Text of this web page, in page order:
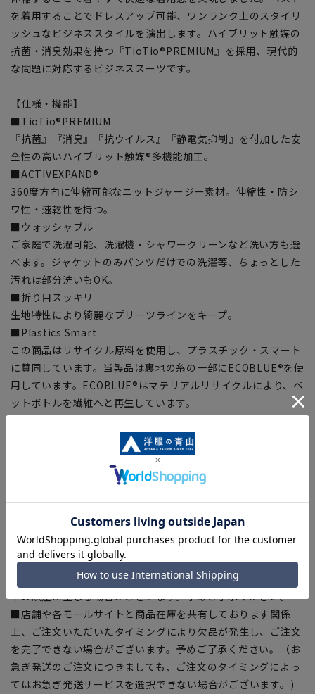
を着用することでドレスアップ可能、ワンランク上のスタイリ
ッシュなビジネススタイルを演出します。ハイブリット触媒の
抗菌・消臭効果を持つ『TioTio®PREMIUM』を採用、現代的
な問題に対応するビジネススーツです。
【仕様・機能】
■TioTio®PREMIUM
『抗菌』『消臭』『抗ウイルス』『静電気抑制』を付加した安
全性の高いハイブリット触媒®多機能加工。
■ACTIVEXPAND®
360度方向に伸縮可能なニットジャージー素材。伸縮性・防シ
ワ性・速乾性を持つ。
■ウォッシャブル
ご家庭で洗濯可能、洗濯機・シャワークリーンなど洗い方も選
べます。ジャケットのみパンツだけでの洗濯等、ちょっとした
汚れは部分洗いもOK。
■折り目スッキリ
生地特性により綺麗なプリーツラインをキープ。
■Plastics Smart
この商品はリサイクル原料を使用し、プラスチック・スマート
に賛同しています。当製品は裏地の糸の一部にECOBLUE®を使
用しています。ECOBLUE®はマテリアルリサイクルにより、ペ
ットボトルを繊維へと再生しています。
【シルエット】《細め(スリム)》 (当社比)
【商品に関するご注意】
■ブラウザやお使いのモニター環境、室内外等の撮影時の環境
下での光加減により、実際の商品と掲載画像の色味が異なる場
合がございます。
■生地や仕様・デザインにより、着用感や実際のサイズ表に若
干の誤差が生じる場合がございます。予めご了承ください。
■店舗や各モールサイトと商品在庫を共有しております関係
上、ご注文いただいたタイミングにより欠品が発生し、ご注文
を完了できない場合がございます。予めご了承ください。（お
急ぎ発送のご注文につきましても、ご注文のタイミングによっ
てはお急ぎ発送サービスを選択できない場合がございます。)